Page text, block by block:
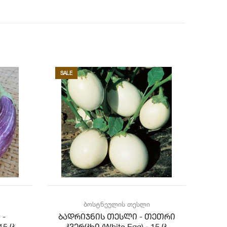
-
SALE
ბოსტნეულის თესლი
ბადრიჯნის თესლი - თეთრი